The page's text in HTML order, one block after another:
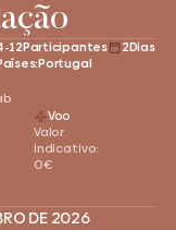
12Participantes 2Dias
Portugal
Voo
Valor
indicativo:
0€
DE 2026